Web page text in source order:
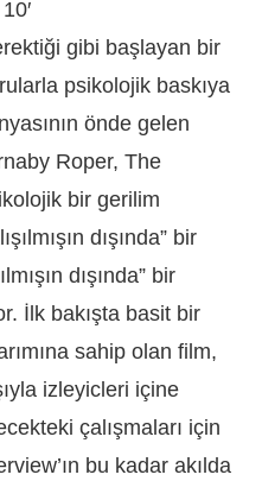
gibi başlayan bir
psikolojik baskıya
önde gelen
Roper, The
bir gerilim
dışında” bir
dışında” bir
İlk bakışta basit bir
sahip olan film,
izleyicleri içine
çalışmaları için
bu kadar akılda